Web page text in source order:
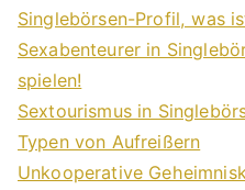
Singlebörsen-Profil, was
Sexabenteurer in
spielen!
Sextourismus in
Typen von Aufreißern
Unkooperative